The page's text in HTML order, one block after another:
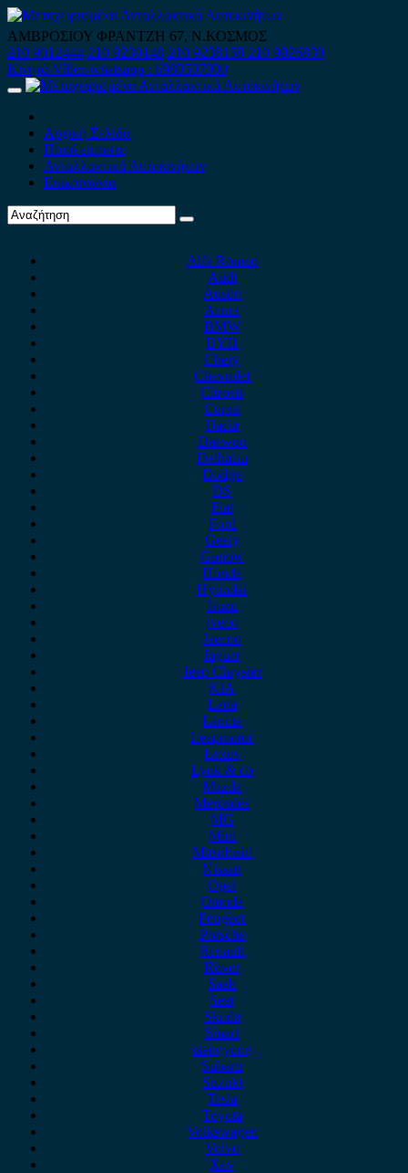
Skip
to
content
ΑΜΒΡΟΣΙΟΥ ΦΡΑΝΤΖΗ 67, Ν.ΚΟΣΜΟΣ
210 9012444 210 9239148 210 9238158 210 9026839
Κινητό-Viber-whatsapp : 6980507900
Primary
Αρχική Σελίδα
Ποιοί είμαστε
Ανταλλακτικά Αυτοκινήτων
Επικοινωνία
Alfa Romeo
Audi
Austin
Acura
BMW
BYD
Chery
Chevrolet
Citroen
Cupra
Dacia
Daewoo
Daihatsu
Dodge
DS
Fiat
Ford
Geely
Gonow
Honda
Hyundai
Isuzu
iveco
Jaecoo
Jaguar
Jeep Chrysler
KIA
Lada
Lancia
Leapmotor
Lexus
Lynk & co
Mazda
Mercedes
MG
Mini
Mitsubishi
Nissan
Opel
Omoda
Peugeot
Porsche
Renault
Rover
Saab
Seat
Skoda
Smart
ssangyong
Subaru
Suzuki
Tesla
Toyota
Volkswagen
Volvo
Xev